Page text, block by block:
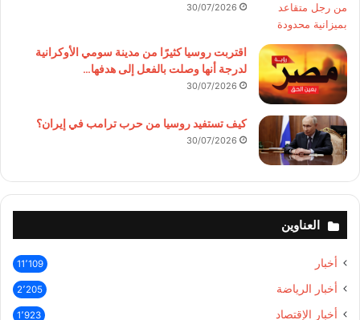
30/07/2026
اقتربت روسيا كثيرًا من مدينة سومي الأوكرانية
لدرجة أنها وصلت بالفعل إلى هدفها…
30/07/2026
كيف تستفيد روسيا من حرب ترامب في إيران؟
30/07/2026
العناوين
أخبار 11٬109
أخبار الرياضة 2٬205
أخبار الإقتصاد 1٬923